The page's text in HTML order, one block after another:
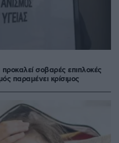
σοβαρές επιπλοκές
παραμένει κρίσιμος